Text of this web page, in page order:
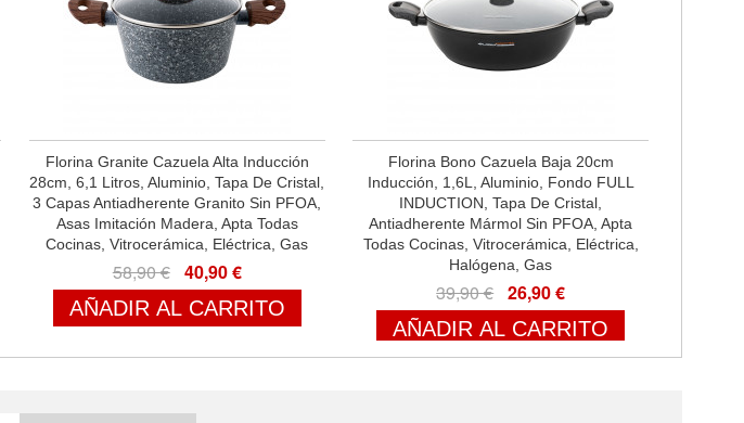
Florina Granite Cazuela Alta Inducción
28cm, 6,1 Litros, Aluminio, Tapa De Cristal,
3 Capas Antiadherente Granito Sin PFOA,
Asas Imitación Madera, Apta Todas
Cocinas, Vitrocerámica, Eléctrica, Gas
58,90 € 40,90 €
AÑADIR AL CARRITO
Florina Bono Cazuela Baja 20cm
Inducción, 1,6L, Aluminio, Fondo FULL
INDUCTION, Tapa De Cristal,
Antiadherente Mármol Sin PFOA, Apta
Todas Cocinas, Vitrocerámica, Eléctrica,
Halógena, Gas
39,90 € 26,90 €
AÑADIR AL CARRITO